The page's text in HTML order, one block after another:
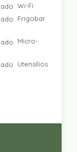
Wi-Fi
Frigobar
Micro-
Utensílios